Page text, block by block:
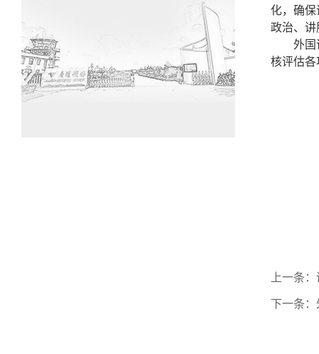
化，确
政治、讲
外国
核评估各
上一条
下一条